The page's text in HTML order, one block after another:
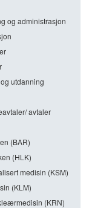
og administrasjon
utdanning
avtaler
(BAR)
(HLK)
medisin (KSM)
(KLM)
(KRN)